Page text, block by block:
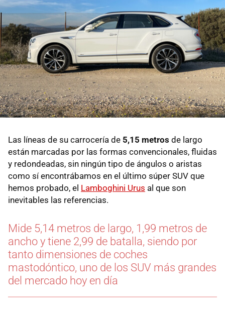
Las líneas de su carrocería de 5,15 metros de largo
están marcadas por las formas convencionales, fluidas
y redondeadas, sin ningún tipo de ángulos o aristas
como sí encontrábamos en el último súper SUV que
hemos probado, el Lamboghini Urus al que son
inevitables las referencias.
Mide 5,14 metros de largo, 1,99 metros de
ancho y tiene 2,99 de batalla, siendo por
tanto dimensiones de coches
mastodóntico, uno de los SUV más grandes
del mercado hoy en día